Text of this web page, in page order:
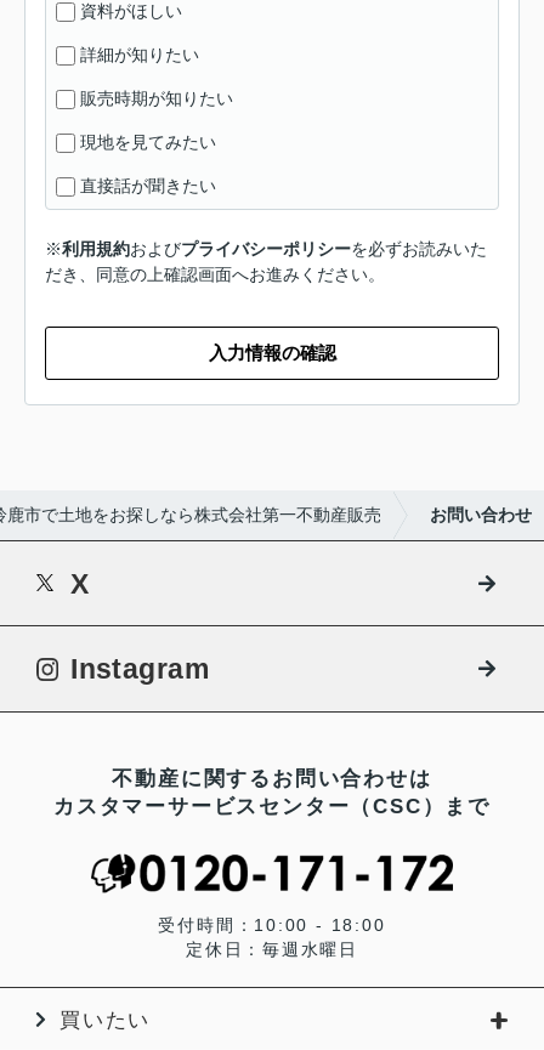
資料がほしい
詳細が知りたい
販売時期が知りたい
現地を見てみたい
直接話が聞きたい
※利用規約およびプライバシーポリシーを必ずお読みいた
だき、同意の上確認画面へお進みください。
入力情報の確認
鹿市で土地をお探しなら株式会社第一不動産販売 お問い合わせ
X
Instagram
不動産に関するお問い合わせは
カスタマーサービスセンター（CSC）まで
受付時間：10:00 - 18:00
定休日：毎週水曜日
買いたい